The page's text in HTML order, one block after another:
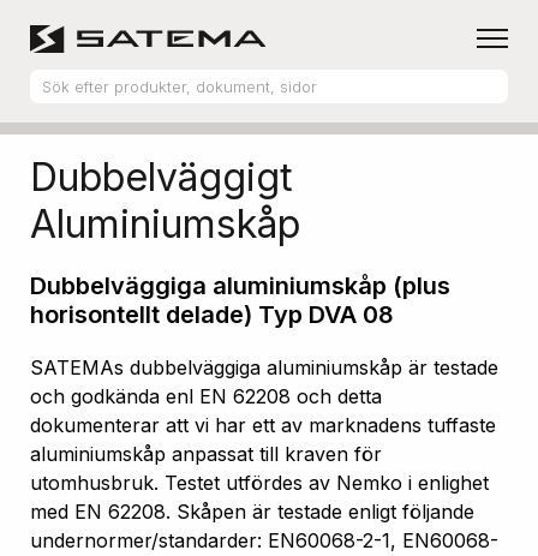
Produktsortiment Aluminiumskåp
Dubbelväggigt
Aluminiumskåp
Dubbelväggiga aluminiumskåp (plus
horisontellt delade) Typ DVA 08
SATEMAs dubbelväggiga aluminiumskåp är testade
och godkända enl EN 62208 och detta
dokumenterar att vi har ett av marknadens tuffaste
aluminiumskåp anpassat till kraven för
utomhusbruk. Testet utfördes av Nemko i enlighet
med EN 62208. Skåpen är testade enligt följande
undernormer/standarder: EN60068-2-1, EN60068-